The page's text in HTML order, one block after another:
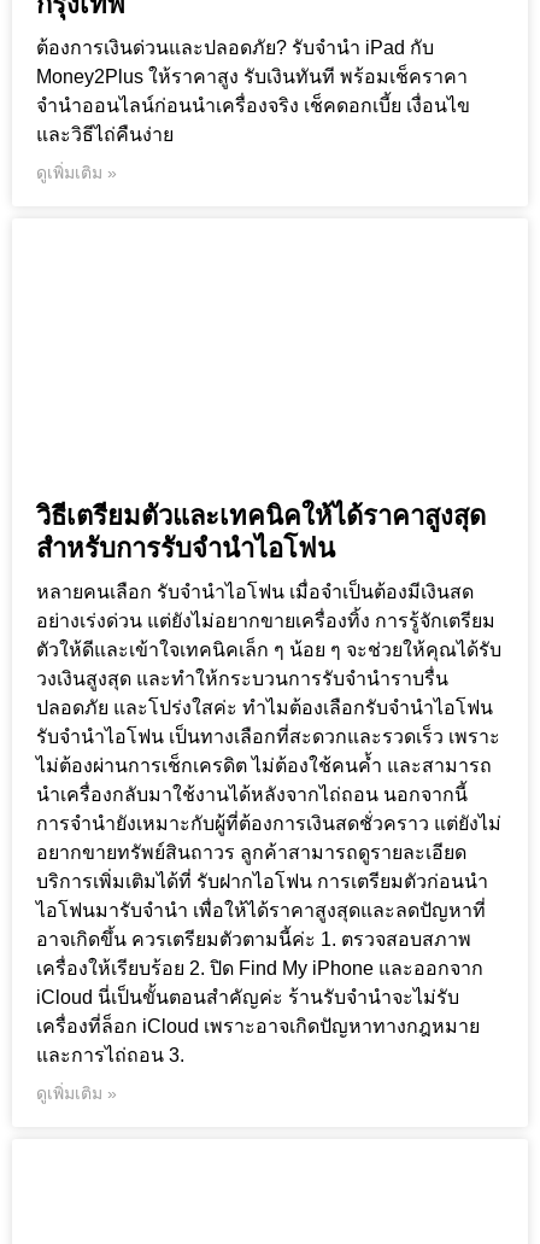
ต้องการเงินด่วนและปลอดภัย? รับจำนำ iPad กับ
Money2Plus ให้ราคาสูง รับเงินทันที พร้อมเช็คราคา
จำนำออนไลน์ก่อนนำเครื่องจริง เช็คดอกเบี้ย เงื่อนไข
และวิธีไถ่คืนง่าย
ดูเพิ่มเติม »
วิธีเตรียมตัวและเทคนิคให้ได้ราคาสูงสุด
สำหรับการรับจำนำไอโฟน
หลายคนเลือก รับจำนำไอโฟน เมื่อจำเป็นต้องมีเงินสด
อย่างเร่งด่วน แต่ยังไม่อยากขายเครื่องทิ้ง การรู้จักเตรียม
ตัวให้ดีและเข้าใจเทคนิคเล็ก ๆ น้อย ๆ จะช่วยให้คุณได้รับ
วงเงินสูงสุด และทำให้กระบวนการรับจำนำราบรื่น
ปลอดภัย และโปร่งใสค่ะ ทำไมต้องเลือกรับจำนำไอโฟน
รับจำนำไอโฟน เป็นทางเลือกที่สะดวกและรวดเร็ว เพราะ
ไม่ต้องผ่านการเช็กเครดิต ไม่ต้องใช้คนค้ำ และสามารถ
นำเครื่องกลับมาใช้งานได้หลังจากไถ่ถอน นอกจากนี้
การจำนำยังเหมาะกับผู้ที่ต้องการเงินสดชั่วคราว แต่ยังไม่
อยากขายทรัพย์สินถาวร ลูกค้าสามารถดูรายละเอียด
บริการเพิ่มเติมได้ที่ รับฝากไอโฟน การเตรียมตัวก่อนนำ
ไอโฟนมารับจำนำ เพื่อให้ได้ราคาสูงสุดและลดปัญหาที่
อาจเกิดขึ้น ควรเตรียมตัวตามนี้ค่ะ 1. ตรวจสอบสภาพ
เครื่องให้เรียบร้อย 2. ปิด Find My iPhone และออกจาก
iCloud นี่เป็นขั้นตอนสำคัญค่ะ ร้านรับจำนำจะไม่รับ
เครื่องที่ล็อก iCloud เพราะอาจเกิดปัญหาทางกฎหมาย
และการไถ่ถอน 3.
ดูเพิ่มเติม »